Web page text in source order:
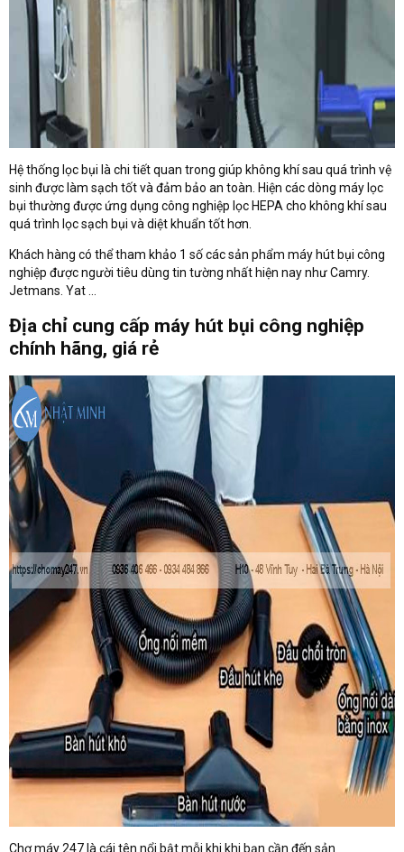
Hệ thống lọc bụi là chi tiết quan trong giúp không khí sau quá trình vệ
sinh được làm sạch tốt và đảm bảo an toàn. Hiện các dòng máy lọc
bụi thường được ứng dụng công nghiệp lọc HEPA cho không khí sau
quá trình lọc sạch bụi và diệt khuẩn tốt hơn.
Khách hàng có thể tham khảo 1 số các sản phẩm máy hút bụi công
nghiệp được người tiêu dùng tin tường nhất hiện nay như Camry.
Jetmans. Yat ...
Địa chỉ cung cấp máy hút bụi công nghiệp
chính hãng, giá rẻ
Chợ máy 247 là cái tên nổi bật mỗi khi khi bạn cần đến sản